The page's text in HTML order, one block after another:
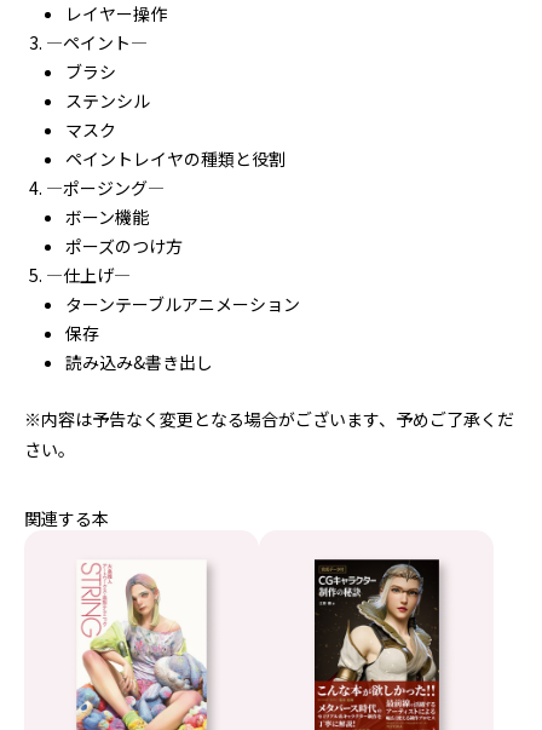
レイヤー操作
―ペイント―
ブラシ
ステンシル
マスク
ペイントレイヤの種類と役割
―ポージング―
ボーン機能
ポーズのつけ方
―仕上げ―
ターンテーブルアニメーション
保存
読み込み&書き出し
※内容は予告なく変更となる場合がございます、予めご了承くだ
さい。
関連する本